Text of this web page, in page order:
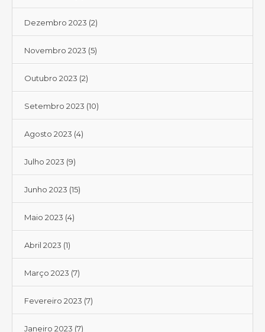
Dezembro 2023 (2)
Novembro 2023 (5)
Outubro 2023 (2)
Setembro 2023 (10)
Agosto 2023 (4)
Julho 2023 (9)
Junho 2023 (15)
Maio 2023 (4)
Abril 2023 (1)
Março 2023 (7)
Fevereiro 2023 (7)
Janeiro 2023 (7)